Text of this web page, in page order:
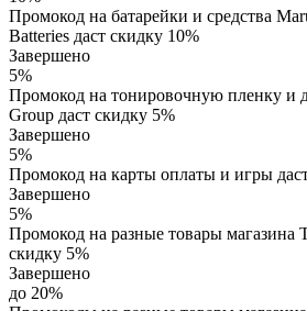
Промокод на батарейки и средства
Batteries даст скидку 10%
Завершено
5%
Промокод на тонировочную пленку и
Group даст скидку 5%
Завершено
5%
Промокод на карты оплаты и игры
Завершено
5%
Промокод на разные товары магазина
скидку 5%
Завершено
до 20%